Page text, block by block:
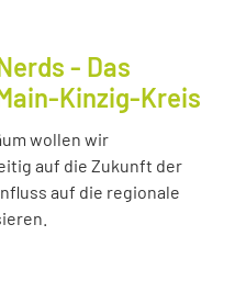
- Das
Kinzig-Kreis
wollen wir
auf die Zukunft der
auf die regionale